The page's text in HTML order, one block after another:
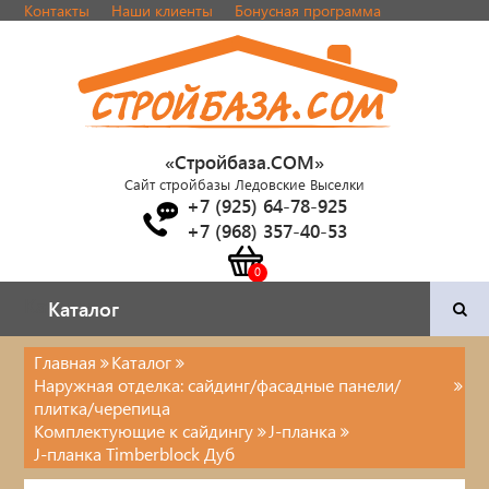
Контакты Наши клиенты Бонусная программа
«Стройбаза.COM»
Сайт стройбазы Ледовские Выселки
+7 (925) 64-78-925
+7 (968) 357-40-53
Каталог
Каталог
Двери и фурнитура
Наша продукция
Главная
Каталог
Наружная отделка: сайдинг/фасадные панели/
плитка/черепица
Комплектующие к сайдингу
J-планка
J-планка Timberblock Дуб